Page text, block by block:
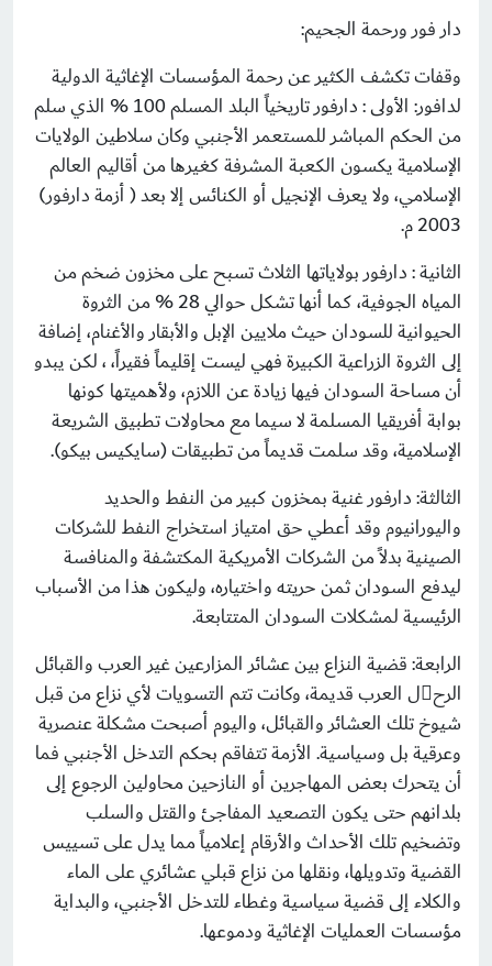
دار فور ورحمة الجحيم:
وقفات تكشف الكثير عن رحمة المؤسسات الإغاثية الدولية
لدافور: الأولى : دارفور تاريخياً البلد المسلم 100 % الذي سلم
من الحكم المباشر للمستعمر الأجنبي وكان سلاطين الولايات
الإسلامية يكسون الكعبة المشرفة كغيرها من أقاليم العالم
الإسلامي، ولا يعرف الإنجيل أو الكنائس إلا بعد ( أزمة دارفور)
2003 م.
الثانية : دارفور بولاياتها الثلاث تسبح على مخزون ضخم من
المياه الجوفية، كما أنها تشكل حوالي 28 % من الثروة
الحيوانية للسودان حيث ملايين الإبل والأبقار والأغنام، إضافة
إلى الثروة الزراعية الكبيرة فهي ليست إقليماً فقيراً، ، لكن يبدو
أن مساحة السودان فيها زيادة عن اللازم، ولأهميتها كونها
بوابة أفريقيا المسلمة لا سيما مع محاولات تطبيق الشريعة
الإسلامية، وقد سلمت قديماً من تطبيقات (سايكيس بيكو).
الثالثة: دارفور غنية بمخزون كبير من النفط والحديد
واليورانيوم وقد أعطي حق امتياز استخراج النفط للشركات
الصينية بدلاً من الشركات الأمريكية المكتشفة والمنافسة
ليدفع السودان ثمن حريته واختياره، وليكون هذا من الأسباب
الرئيسية لمشكلات السودان المتتابعة.
الرابعة: قضية النزاع بين عشائر المزارعين غير العرب والقبائل
الرحل العرب قديمة، وكانت تتم التسويات لأي نزاع من قبل
شيوخ تلك العشائر والقبائل، واليوم أصبحت مشكلة عنصرية
وعرقية بل وسياسية. الأزمة تتفاقم بحكم التدخل الأجنبي فما
أن يتحرك بعض المهاجرين أو النازحين محاولين الرجوع إلى
بلدانهم حتى يكون التصعيد المفاجئ والقتل والسلب
وتضخيم تلك الأحداث والأرقام إعلامياً مما يدل على تسييس
القضية وتدويلها، ونقلها من نزاع قبلي عشائري على الماء
والكلاء إلى قضية سياسية وغطاء للتدخل الأجنبي، والبداية
مؤسسات العمليات الإغاثية ودموعها.